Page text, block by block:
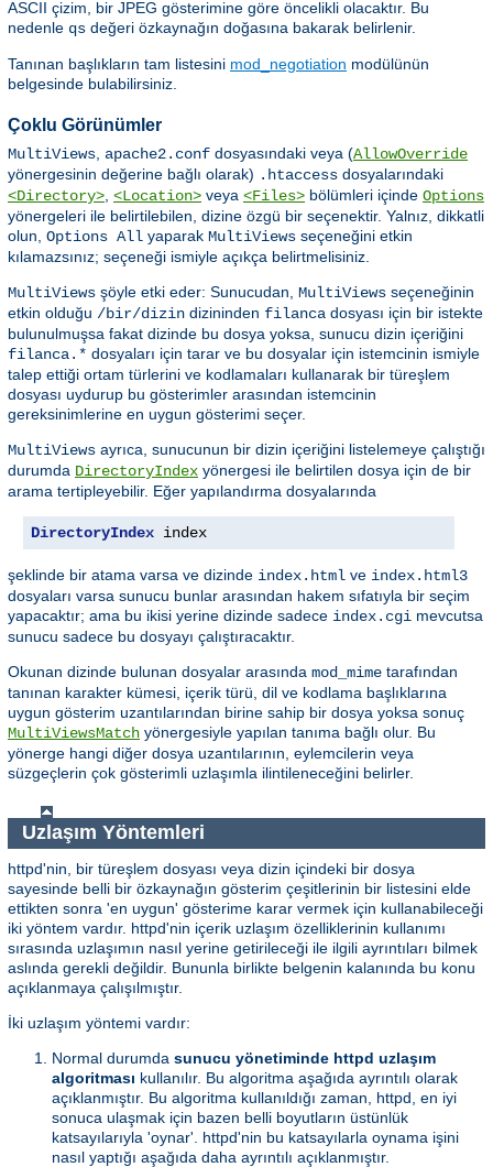
ASCII çizim, bir JPEG gösterimine göre öncelikli olacaktır. Bu
nedenle qs değeri özkaynağın doğasına bakarak belirlenir.
Tanınan başlıkların tam listesini mod_negotiation modülünün
belgesinde bulabilirsiniz.
Çoklu Görünümler
MultiViews apache2.conf dosyasındaki veya (AllowOverride
yönergesinin değerine bağlı olarak) .htaccess dosyalarındaki
<Directory> <Location> veya <Files> bölümleri içinde Options
yönergeleri ile belirtilebilen, dizine özgü bir seçenektir. Yalnız, dikkatli
olun, Options All yaparak MultiViews seçeneğini etkin
kılamazsınız; seçeneği ismiyle açıkça belirtmelisiniz.
MultiViews şöyle etki eder: Sunucudan, MultiViews seçeneğinin
etkin olduğu /bir/dizin dizininden filanca dosyası için bir istekte
bulunulmuşsa fakat dizinde bu dosya yoksa, sunucu dizin içeriğini
filanca.* dosyaları için tarar ve bu dosyalar için istemcinin ismiyle
talep ettiği ortam türlerini ve kodlamaları kullanarak bir türeşlem
dosyası uydurup bu gösterimler arasından istemcinin
gereksinimlerine en uygun gösterimi seçer.
MultiViews ayrıca, sunucunun bir dizin içeriğini listelemeye çalıştığı
durumda DirectoryIndex yönergesi ile belirtilen dosya için de bir
arama tertipleyebilir. Eğer yapılandırma dosyalarında
DirectoryIndex index
şeklinde bir atama varsa ve dizinde index.html ve index.html3
dosyaları varsa sunucu bunlar arasından hakem sıfatıyla bir seçim
yapacaktır; ama bu ikisi yerine dizinde sadece index.cgi mevcutsa
sunucu sadece bu dosyayı çalıştıracaktır.
Okunan dizinde bulunan dosyalar arasında mod_mime tarafından
tanınan karakter kümesi, içerik türü, dil ve kodlama başlıklarına
uygun gösterim uzantılarından birine sahip bir dosya yoksa sonuç
MultiViewsMatch yönergesiyle yapılan tanıma bağlı olur. Bu
yönerge hangi diğer dosya uzantılarının, eylemcilerin veya
süzgeçlerin çok gösterimli uzlaşımla ilintileneceğini belirler.
Uzlaşım Yöntemleri
httpd'nin, bir türeşlem dosyası veya dizin içindeki bir dosya
sayesinde belli bir özkaynağın gösterim çeşitlerinin bir listesini elde
ettikten sonra 'en uygun' gösterime karar vermek için kullanabileceği
iki yöntem vardır. httpd'nin içerik uzlaşım özelliklerinin kullanımı
sırasında uzlaşımın nasıl yerine getirileceği ile ilgili ayrıntıları bilmek
aslında gerekli değildir. Bununla birlikte belgenin kalanında bu konu
açıklanmaya çalışılmıştır.
İki uzlaşım yöntemi vardır:
Normal durumda sunucu yönetiminde httpd uzlaşım
algoritması kullanılır. Bu algoritma aşağıda ayrıntılı olarak
açıklanmıştır. Bu algoritma kullanıldığı zaman, httpd, en iyi
sonuca ulaşmak için bazen belli boyutların üstünlük
katsayılarıyla 'oynar'. httpd'nin bu katsayılarla oynama işini
nasıl yaptığı aşağıda daha ayrıntılı açıklanmıştır.